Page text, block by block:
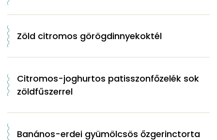
Zöld citromos görögdinnyekoktél
Citromos-joghurtos patisszonfőzelék sok
zöldfűszerrel
Banános-erdei gyümölcsös őzgerinctorta